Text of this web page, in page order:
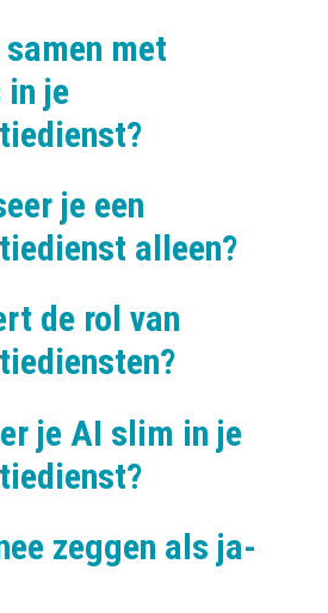
met
je
je een
alleen?
de rol van
je AI slim in je
zeggen als ja-